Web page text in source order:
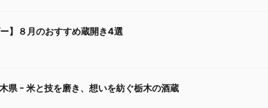
】８月のおすすめ蔵開き4選
県 ｰ 米と技を磨き、想いを紡ぐ栃木の酒蔵